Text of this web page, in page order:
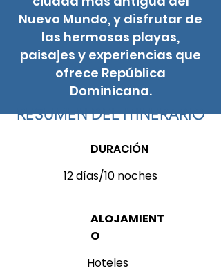
Nuevo Mundo, y disfrutar de
las hermosas playas,
paisajes y experiencias que
ofrece República
Dominicana.
RESUMEN DEL ITINERARIO
DURACIÓN
12 días/10 noches
ALOJAMIENT
O
Hoteles